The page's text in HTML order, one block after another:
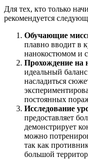
Для тех, кто только
рекомендуется
Обучающие
плавно вводит в
нанокостюмом и
Прохождение на
идеальный
насладиться
постоянных
Исследование
предоставляет
демонстрирует
можно
так как
большой